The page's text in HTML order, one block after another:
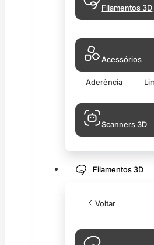
Filamentos 3D
Acessórios
Aderência
Scanners 3D
Filamentos 3D
Voltar